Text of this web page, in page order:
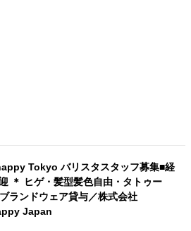
Tokyo バリスタスタッフ募集■経
＊ ヒゲ・髪型髪色自由・タトゥー
ランドウェア貸与／株式会社
Japan